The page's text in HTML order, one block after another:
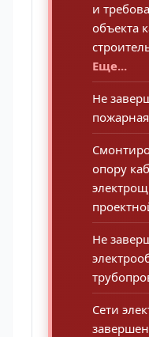
и
объекта
Еще...
Не
опору
Не
Сети